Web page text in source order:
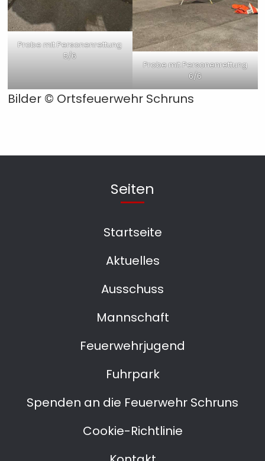
Probe mit Personenrettung
5/6
Probe mit Personenrettung
6/6
Bilder © Ortsfeuerwehr Schruns
Seiten
Startseite
Aktuelles
Ausschuss
Mannschaft
Feuerwehrjugend
Fuhrpark
Spenden an die Feuerwehr Schruns
Cookie-Richtlinie